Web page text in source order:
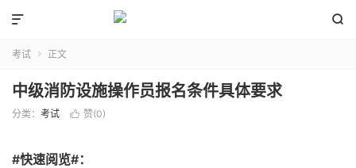


考试  正文
中级消防设施操作员报名条件具体要求
分类： 考试  赞(0)
#快速阅览#：